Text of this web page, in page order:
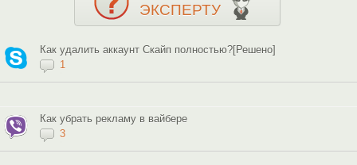
ЭКСПЕРТУ
Как удалить аккаунт Скайп полностью?[Решено]
1
Как убрать рекламу в вайбере
3